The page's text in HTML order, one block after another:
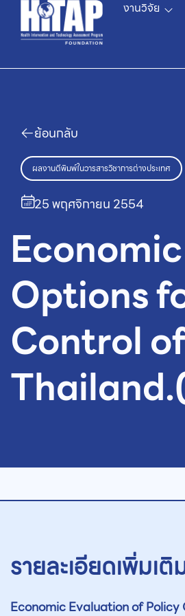
งานวิจัย
ย้อนกลับ
ผลงานตีพิมพ์ในวารสารวิชาการต่างประเทศ
25 พฤศจิกายน 2554
Options
Control
รายละเอียดเพิ่มเติ
Economic Evaluation of